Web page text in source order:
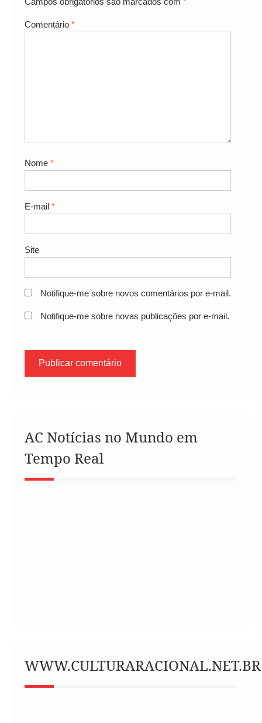
Comentário *
Nome *
E-mail *
Site
Notifique-me sobre novos comentários por e-mail.
Notifique-me sobre novas publicações por e-mail.
AC Notícias no Mundo em
Tempo Real
WWW.CULTURARACIONAL.NET.BR